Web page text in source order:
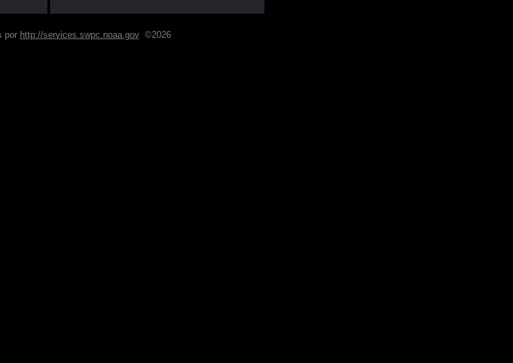
por http://services.swpc.noaa.gov©2026